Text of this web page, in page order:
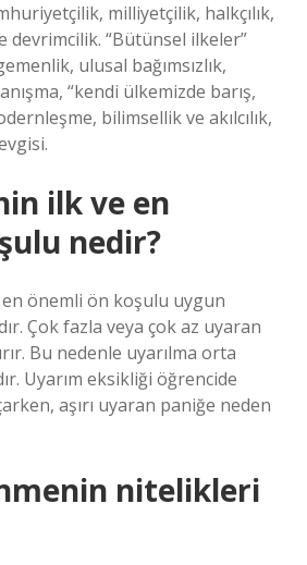
milliyetçilik, halkçılık,
devrimcilik. “Bütünsel ilkeler”
ulusal bağımsızlık,
“kendi ülkemizde barış,
bilimsellik ve akılcılık,
ilk ve en
nedir?
önemli ön koşulu uygun
Çok fazla veya çok az uyaran
Bu nedenle uyarılma orta
Uyarım eksikliği öğrencide
aşırı uyaran paniğe neden
nitelikleri